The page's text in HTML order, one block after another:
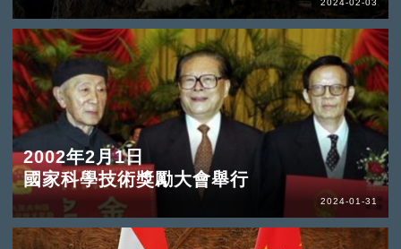
2024-02-03
2002年2月1日
國家科學技術獎勵大會舉行
2024-01-31